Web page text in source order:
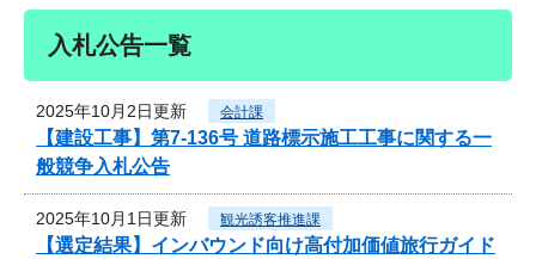
入札公告一覧
2025年10月2日更新 会計課
【建設工事】第7-136号 道路標示施工工事に関する一
般競争入札公告
2025年10月1日更新 観光誘客推進課
【選定結果】インバウンド向け高付加価値旅行ガイド